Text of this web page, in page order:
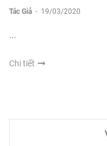
Tác Giả - 19/03/2020
...
Chi tiết